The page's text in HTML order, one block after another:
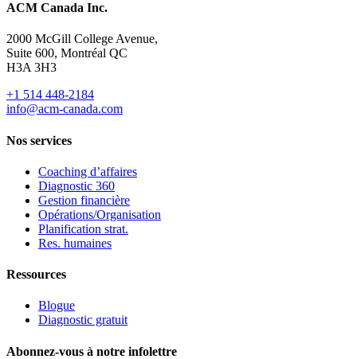
ACM Canada Inc.
2000 McGill College Avenue,
Suite 600, Montréal QC
H3A 3H3
+1 514 448-2184
info@acm-canada.com
Nos services
Coaching d’affaires
Diagnostic 360
Gestion financière
Opérations/Organisation
Planification strat.
Res. humaines
Ressources
Blogue
Diagnostic gratuit
Abonnez-vous à notre infolettre